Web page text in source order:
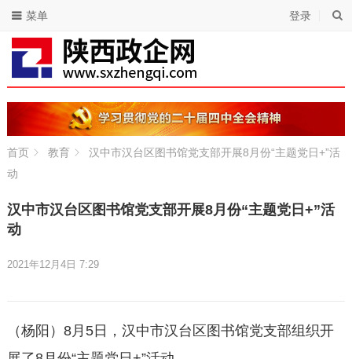
登录
菜单
首页 教育
汉中市汉台区图书馆党支部开展8月份“主题党日+”活
动
汉中市汉台区图书馆党支部开展8月份“主题党日+”活
动
2021年12月4日 7:29
（杨阳）8月5日，汉中市汉台区图书馆党支部组织开